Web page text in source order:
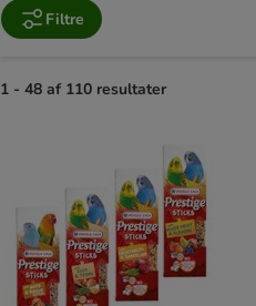
Filtre
1 - 48 af 110 resultater